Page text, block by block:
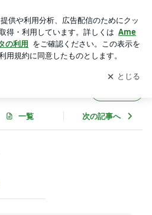
ブログの更新通知
を受け取りまし
開く
一覧 次の記事へ